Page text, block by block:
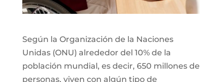
Según la Organización de la Naciones
Unidas (ONU) alrededor del 10% de la
población mundial, es decir, 650 millones de
personas, viven con algún tipo de